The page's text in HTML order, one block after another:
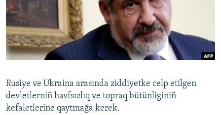
Русский
Українською
QOŞULIÑIZ!
RFE/RS bütün saytları
Rusiye ve Ukraina arasında ziddiyetke celp etilgen
devletlerniñ havfsızlıq ve topraq bütünliginiñ
kefaletlerine qaytmağa kerek.